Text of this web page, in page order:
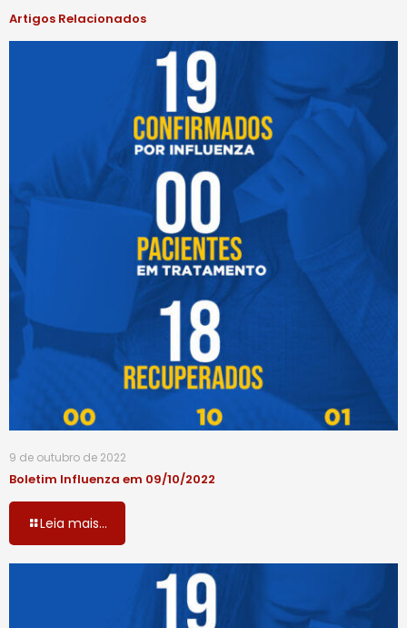
Artigos Relacionados
9 de outubro de 2022
Boletim Influenza em 09/10/2022
Leia mais...